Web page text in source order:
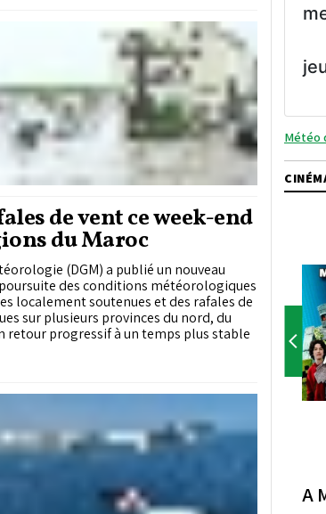
de vent ce week-end
du Maroc
(DGM) a publié un nouveau
des conditions météorologiques
localement soutenues et des rafales de
sur plusieurs provinces du nord, du
retour progressif à un temps plus stable
Météo
A